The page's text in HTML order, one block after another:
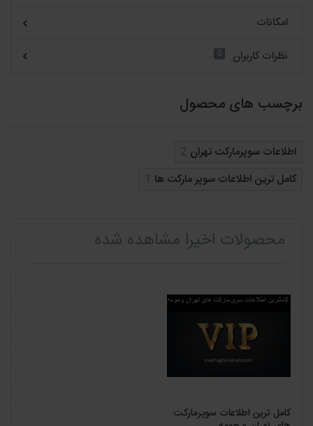
امکانات
نظرات کاربران
0
برچسب های محصول
اطلاعات سوپرمارکت تهران 2
کامل ترین اطلاعات سوپر مارکت ها 1
محصولات اخیرا مشاهده شده
کامل ترین اطلاعات سوپرمارکت